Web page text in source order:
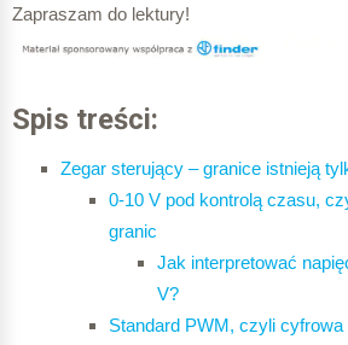
Zapraszam do lektury!
Spis treści:
Zegar sterujący – granice istnieją
0-10 V pod kontrolą czasu,
granic
Jak interpretować
V?
Standard PWM, czyli